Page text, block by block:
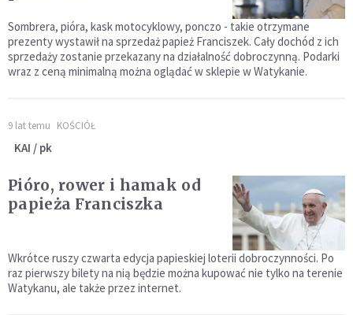
Sombrera, pióra, kask motocyklowy, ponczo - takie otrzymane
prezenty wystawił na sprzedaż papież Franciszek. Cały dochód z ich
sprzedaży zostanie przekazany na działalność dobroczynną. Podarki
wraz z ceną minimalną można oglądać w sklepie w Watykanie.
9 lat temu KOŚCIÓŁ
KAI / pk
Pióro, rower i hamak od
papieża Franciszka
Wkrótce ruszy czwarta edycja papieskiej loterii dobroczynności. Po
raz pierwszy bilety na nią będzie można kupować nie tylko na terenie
Watykanu, ale także przez internet.